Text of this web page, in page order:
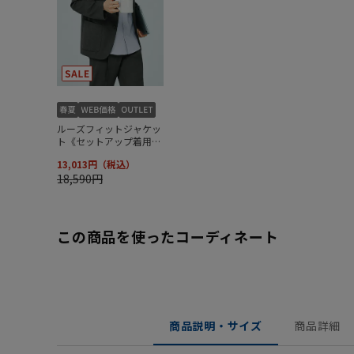
この商品を使ったコーディネート
商品説明・サイズ 商品詳細